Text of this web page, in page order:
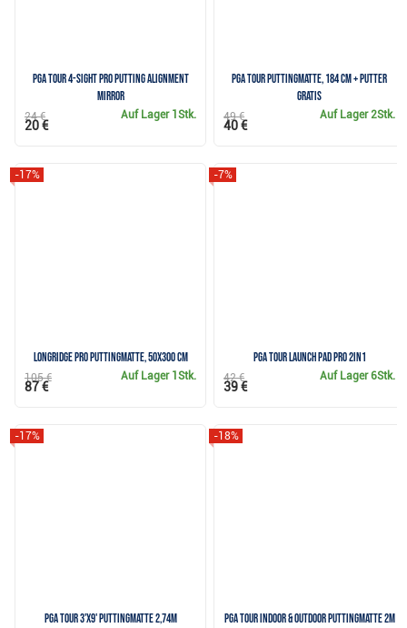
PGA Tour 4-Sight Pro Putting Alignment
Mirror
Auf Lager 1Stk.
24 €
20 €
PGA TOUR Puttingmatte, 184 cm + Putter
GRATIS
Auf Lager2Stk.
49 €
40 €
Longridge Pro Puttingmatte, 50x300 cm
-17%
Auf Lager 1Stk.
105 €
87 €
PGA Tour Launch Pad Pro 2in1
-7%
Auf Lager6Stk.
42 €
39 €
PGA Tour 3'x9' Puttingmatte 2,74m
-17%
PGA Tour Indoor & Outdoor Puttingmatte 2m
-18%